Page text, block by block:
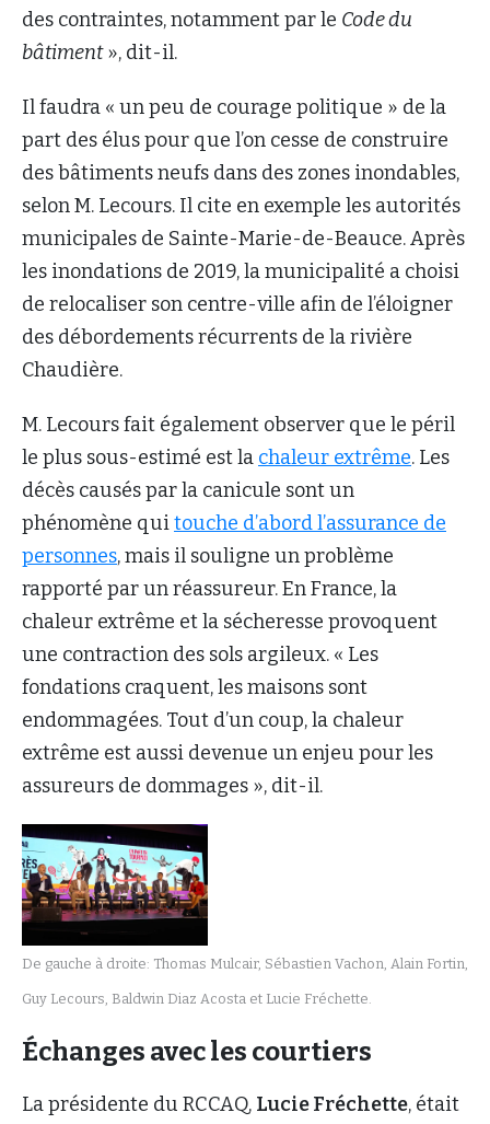
des contraintes, notamment par le Code du
bâtiment», dit-il.
Il faudra « un peu de courage politique » de la
part des élus pour que l’on cesse de construire
des bâtiments neufs dans des zones inondables,
selon M. Lecours. Il cite en exemple les autorités
municipales de Sainte-Marie-de-Beauce. Après
les inondations de 2019, la municipalité a choisi
de relocaliser son centre-ville afin de l’éloigner
des débordements récurrents de la rivière
Chaudière.
M. Lecours fait également observer que le péril
le plus sous-estimé est la chaleur extrême. Les
décès causés par la canicule sont un
phénomène quitouche d’abord l’assurance de
personnes, mais il souligne un problème
rapporté par un réassureur. En France, la
chaleur extrême et la sécheresse provoquent
une contraction des sols argileux. « Les
fondations craquent, les maisons sont
endommagées. Tout d’un coup, la chaleur
extrême est aussi devenue un enjeu pour les
assureurs de dommages », dit-il.
De gauche à droite: Thomas Mulcair, Sébastien Vachon, Alain Fortin,
Guy Lecours, Baldwin Diaz Acosta et Lucie Fréchette.
Échanges avec les courtiers
La présidente du RCCAQ, Lucie Fréchette, était